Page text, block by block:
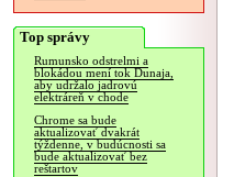
Top správy
Rumunsko odstrelmi a
blokádou mení tok Dunaja,
aby udržalo jadrovú
elektráreň v chode
Chrome sa bude
aktualizovať dvakrát
týždenne, v budúcnosti sa
bude aktualizovať bez
reštartov